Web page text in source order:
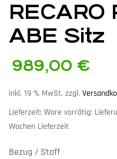
RECARO
ABE Sitz
989,00 €
inkl. 19 % MwSt. zzgl.
Lieferzeit: Ware vorrätig:
Wochen Lieferzeit
Bezug / Stoff